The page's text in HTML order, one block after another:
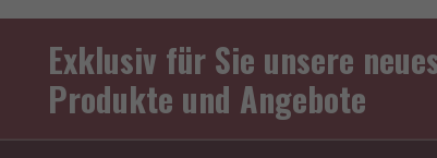
Exklusiv für Sie unsere
Produkte und Angebote